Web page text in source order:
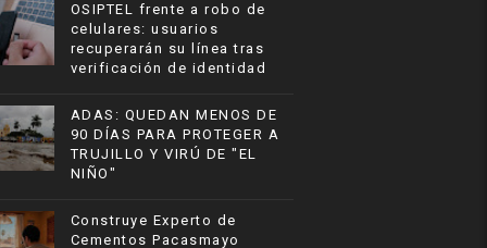
OSIPTEL frente a robo de
celulares: usuarios
recuperarán su línea tras
verificación de identidad
ADAS: QUEDAN MENOS DE
90 DÍAS PARA PROTEGER A
TRUJILLO Y VIRÚ DE "EL
NIÑO"
Construye Experto de
Cementos Pacasmayo